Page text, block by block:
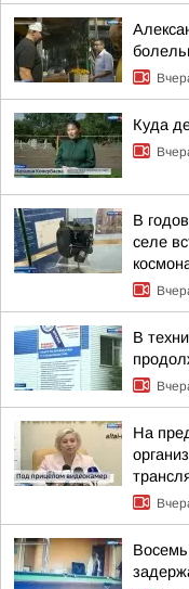
Куда
В
селе
В
На
Восемь